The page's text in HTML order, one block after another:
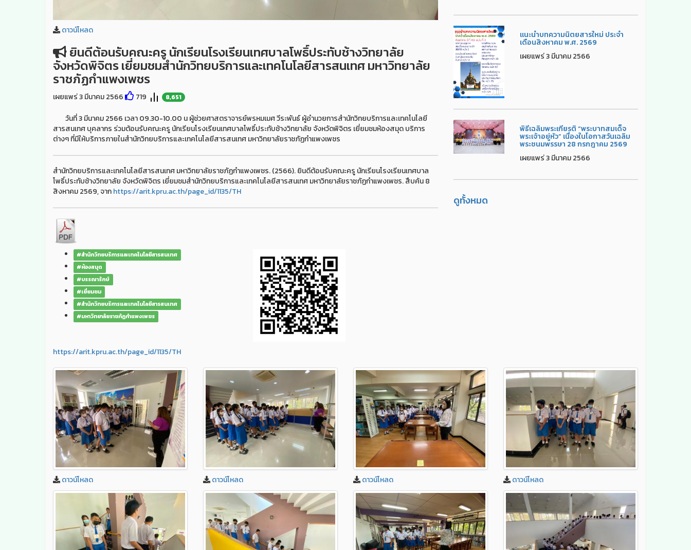
ดาวน์โหลด
ยินดีต้อนรับคณะครู นักเรียนโรงเรียนเทศบาลโพธิ์ประทับช้างวิทยาลัย
จังหวัดพิจิตร เยี่ยมชมสำนักวิทยบริการและเทคโนโลยีสารสนเทศ มหาวิทยาลัย
ราชภัฏกำแพงเพชร
เผยแพร่ 3 มีนาคม 2566 719 8,651
วันที่ 3 มีนาคม 2566 เวลา 09.30-10.00 น ผู้ช่วยศาสตราจารย์พรหมเมศ วีระพันธ์ ผู้อำนวยการสำนักวิทยบริการและเทคโนโลยี
สารสนเทศ บุคลากร ร่วมต้อนรับคณะครู นักเรียนโรงเรียนเทศบาลโพธิ์ประทับช้างวิทยาลัย จังหวัดพิจิตร เยี่ยมชมห้องสมุด บริการ
ต่างๆ ที่มีให้บริการภายในสำนักวิทยบริการและเทคโนโลยีสารสนเทศ มหาวิทยาลัยราชภัฏกำแพงเพชร
สำนักวิทยบริการและเทคโนโลยีสารสนเทศ มหาวิทยาลัยราชภัฏกำแพงเพชร. (2566). ยินดีต้อนรับคณะครู นักเรียนโรงเรียนเทศบาล
โพธิ์ประทับช้างวิทยาลัย จังหวัดพิจิตร เยี่ยมชมสำนักวิทยบริการและเทคโนโลยีสารสนเทศ มหาวิทยาลัยราชภัฏกำแพงเพชร. สืบค้น 8
สิงหาคม 2569, จากhttps://arit.kpru.ac.th/page_id/1135/TH
#สำนักวิทยบริการและเทคโนโลยีสารสนเทศ
#ห้องสมุด
#บรรณารักษ์
#เยี่ยมชม
#สำนักวิทยบริการและเทคโนโลยีสารสนเทศ
#มหาวิทยาลัยราชภัฏกำแพงเพชร
https://arit.kpru.ac.th/page_id/1135/TH
แนะนำบทความนิตยสารใหม่ ประจำ
เดือนสิงหาคม พ.ศ. 2569
เผยแพร่ 3 มีนาคม 2566
พิธีเฉลิมพระเกียรติ “พระบาทสมเด็จ
พระเจ้าอยู่หัว” เนื่องในโอกาสวันเฉลิม
พระชนมพรรษา 28 กรกฎาคม 2569
เผยแพร่ 3 มีนาคม 2566
ดูทั้งหมด
ดาวน์โหลด ดาวน์โหลด ดาวน์โหลด ดาวน์โหลด